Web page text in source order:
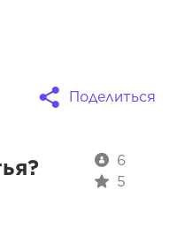
Поделиться
6
5